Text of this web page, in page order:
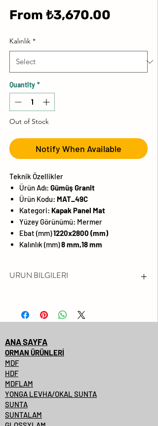
From ₺3,670.00
Kalınlık *
Quantity *
Out of Stock
Notify When Available
Teknik Özellikler
Ürün Adı: Gümüş Granit
Ürün Kodu: MAT_49C
Kategori: Kapak Panel Mat
Yüzey Görünümü: Mermer
Ebat (mm)1220x2800 (mm)
Kalınlık (mm)8 mm,18 mm
URUN BILGILERI
LÜTFEN FSC® SERTİFİKALI
DARBEYE VE ÇİZİLMEYE KARŞI
YÜZEY DAYANIMI YÜKSEKTİR
KARŞI DAYANIMLIDIR
PARLAKLIK
%99.99'A VARAN
ANTİBAKTERİYEL YÜZEYLER
ANA SAYFA
ORMAN ÜRÜNLERİ
MDF
HDF
MDFLAM
YONGA LEVHA/OKAL SUNTA
SUNTA
SUNTALAM